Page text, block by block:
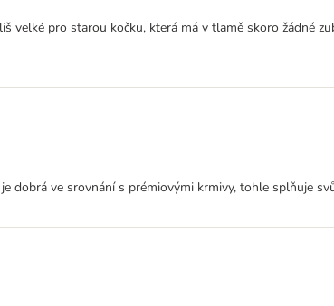
pro starou kočku, která má v tlamě skoro žádné
dobrá ve srovnání s prémiovými krmivy, tohle splňuje